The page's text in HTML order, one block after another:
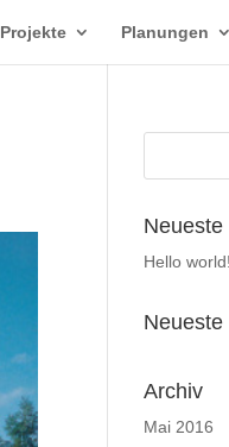
Projekte Planungen
Hello world!
Archiv
Mai 2016